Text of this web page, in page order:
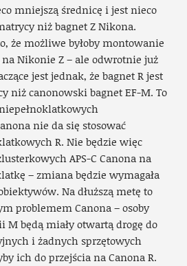
mniejszą średnicę i jest nieco
niż bagnet Z Nikona.
że możliwe byłoby montowanie
Nikonie Z – ale odwrotnie już
jest jednak, że bagnet R jest
niż canonowski bagnet EF-M. To
nie da się stosować
R. Nie będzie więc
APS-C Canona na
– zmiana będzie wymagała
Na dłuższą metę to
problemem Canona – osoby
M będą miały otwartą drogę do
i żadnych sprzętowych
ich do przejścia na Canona R.